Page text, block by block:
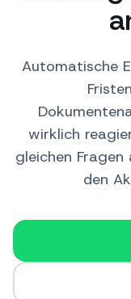
Automatische
wirklich
gleichen
den